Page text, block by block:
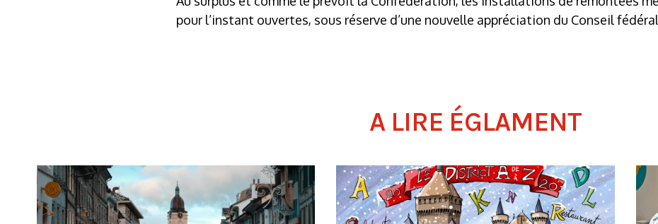
pour l’instant ouvertes, sous réserve d’une nouvelle appréciation du Conseil
A LIRE ÉGLAMENT